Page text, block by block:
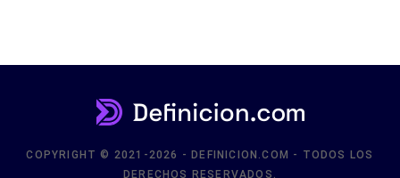
COPYRIGHT © 2021-2026 - DEFINICION.COM - TODOS LOS
DERECHOS RESERVADOS.